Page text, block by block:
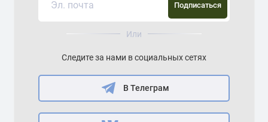
Подписаться
Или
Следите за нами в социальных сетях
В Телеграм